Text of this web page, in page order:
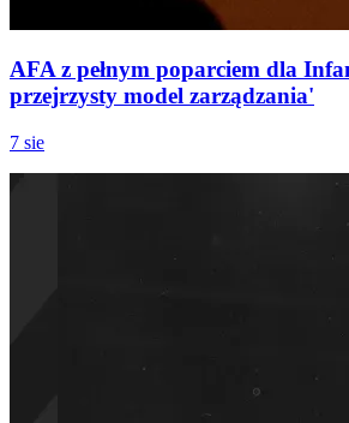
AFA z pełnym poparciem dla
przejrzysty model zarządzania'
7 sie